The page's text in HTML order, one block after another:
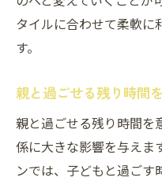
タイルに合わせて柔軟に
す。
親と過ごせる残り時間
親と過ごせる残り時間を
係に大きな影響を与えま
ンでは、子どもと過ご